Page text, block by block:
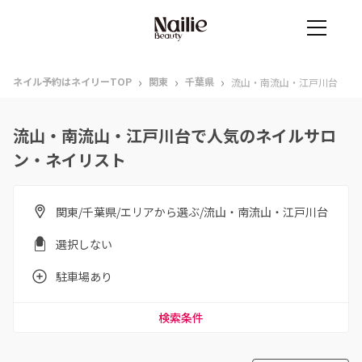
ネイル予約はネイリーTOP › 関東 › 千葉県 › 流山・南流山・江戸川台
流山・南流山・江戸川台で人気のネイルサロ
ン・ネイリスト
関東/千葉県/エリアから選ぶ/流山・南流山・江戸川台
選択しない
駐車場あり
検索条件